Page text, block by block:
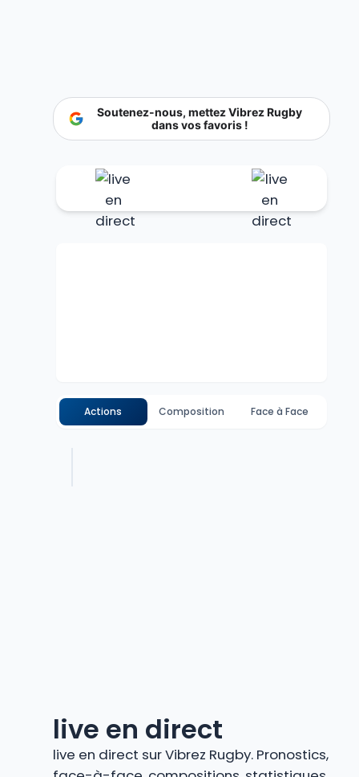
Soutenez-nous, mettez Vibrez Rugby
dans vos favoris !
Actions Composition Face à Face
live en direct
live en direct sur Vibrez Rugby. Pronostics,